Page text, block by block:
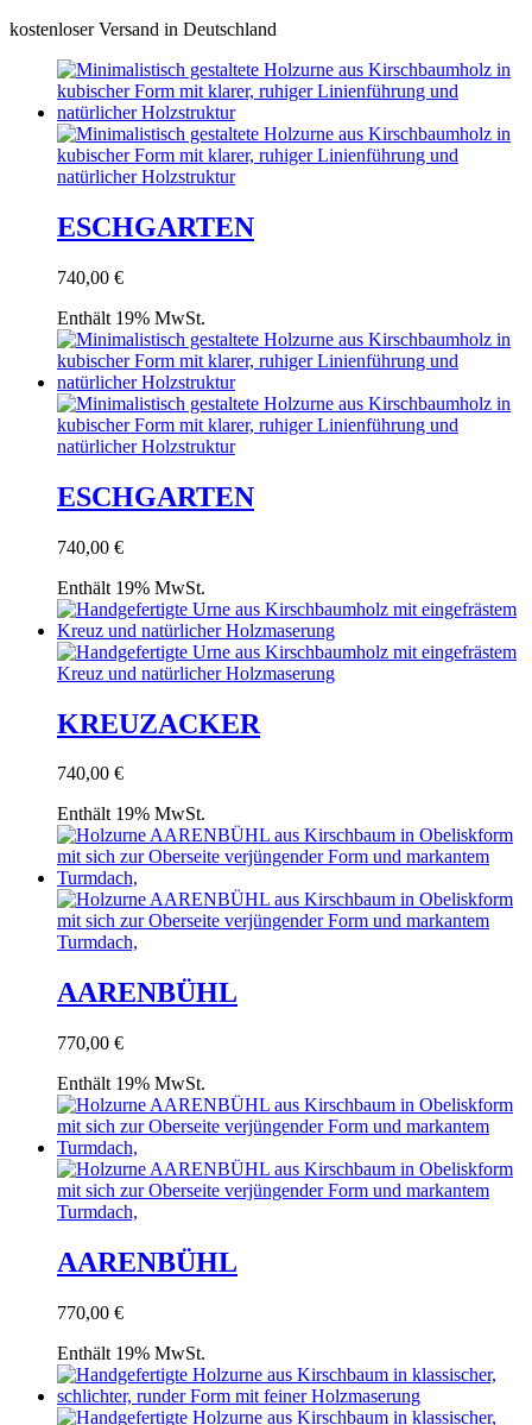
kostenloser Versand in Deutschland
ESCHGARTEN
740,00 €
Enthält 19% MwSt.
ESCHGARTEN
740,00 €
Enthält 19% MwSt.
KREUZACKER
740,00 €
Enthält 19% MwSt.
AARENBÜHL
770,00 €
Enthält 19% MwSt.
AARENBÜHL
770,00 €
Enthält 19% MwSt.